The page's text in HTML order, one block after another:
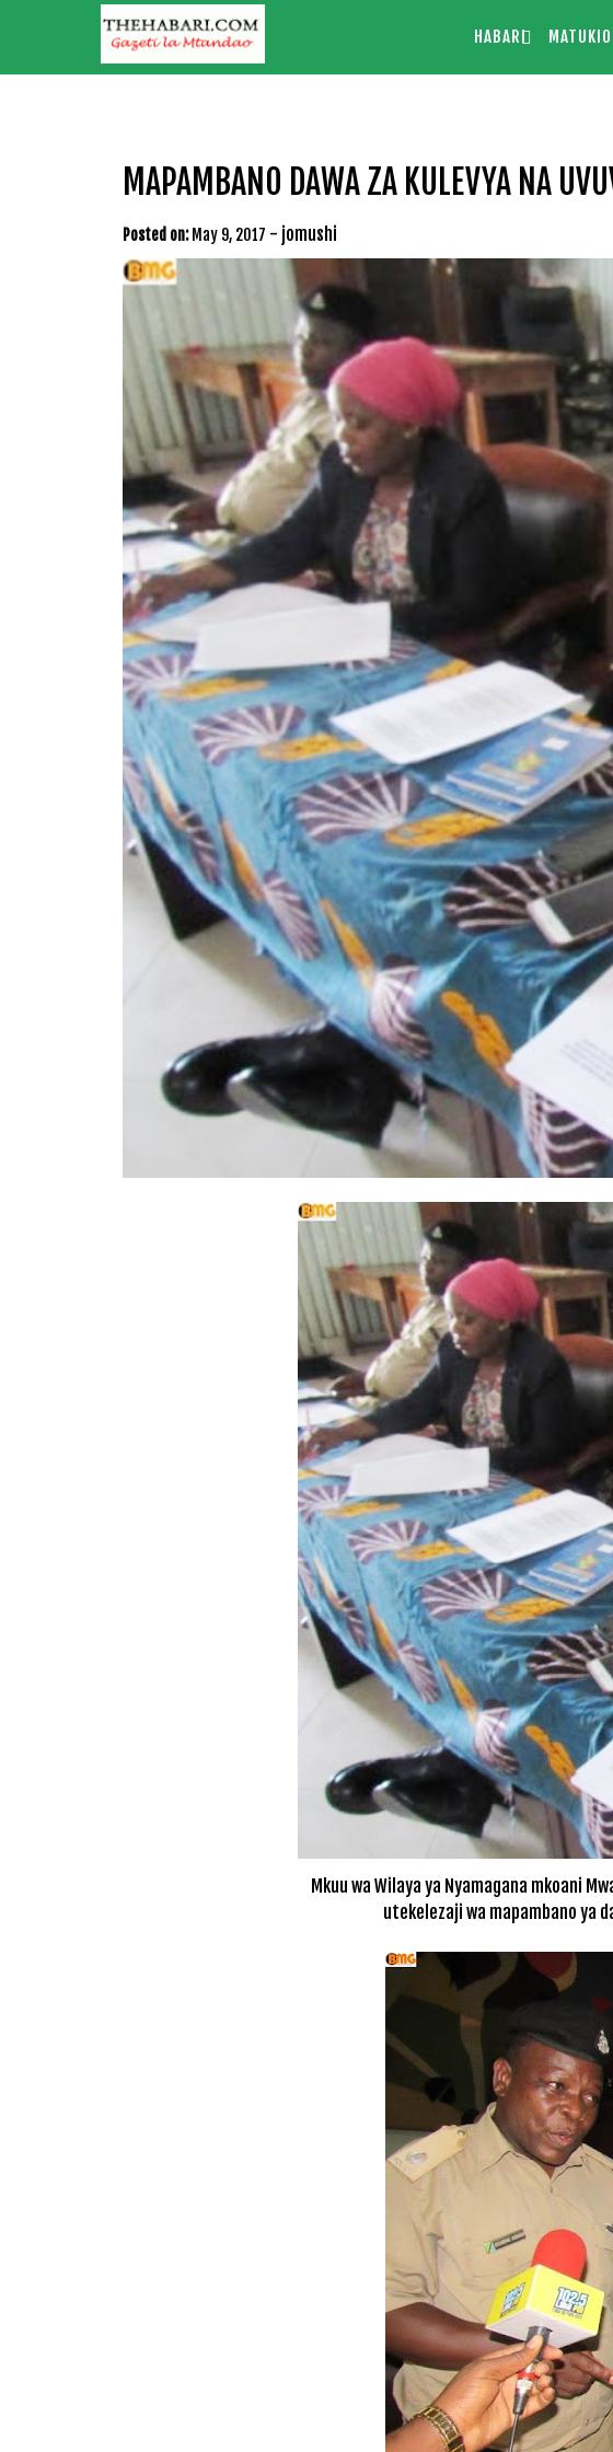
HABARI
MAPAMBANO DAWA ZA KULEVYA NA
Posted on: May 9, 2017 - jomushi
Mkuu wa Wilaya ya Nyamagana mkoani
utekelezaji wa mapambano ya